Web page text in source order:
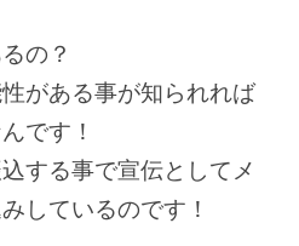
の？
がある事が知られれば
です！
する事で宣伝としてメ
しているのです！